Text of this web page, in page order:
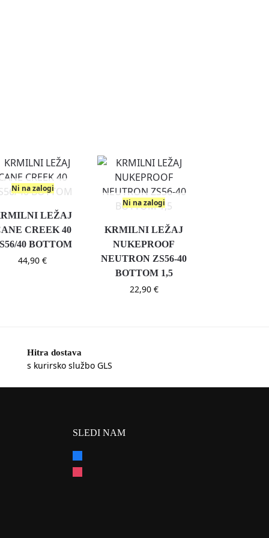
Ni na zalogi
LEŽAJ
CREEK 40
40 BOTTOM
44,90€
Ni na zalogi
KRMILNI LEŽAJ
NUKEPROOF
NEUTRON ZS56-40
BOTTOM 1,5
22,90 €
Hitra dostava
s kurirsko službo GLS
SLEDI NAM